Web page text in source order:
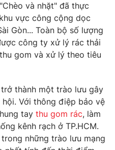
và nhặt" đã thực
vực công cộng dọc
Gòn... Toàn bộ số lượng
công ty xử lý rác thải
gom và xử lý theo tiêu
thành một trào lưu gây
Với thông điệp bảo vệ
tay thu gom rác, làm
kênh rạch ở TP.HCM.
những trào lưu mạng